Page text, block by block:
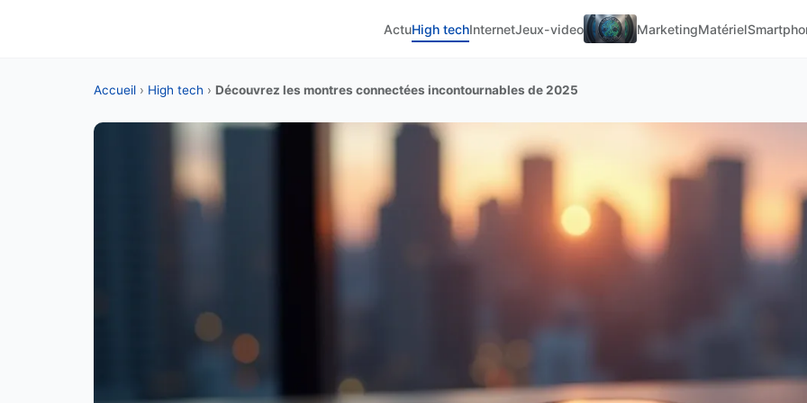
ActuHigh techInternetJeux-video MarketingMatériel
Accueil › High tech › Découvrez les montres connectées incontournables de 2025